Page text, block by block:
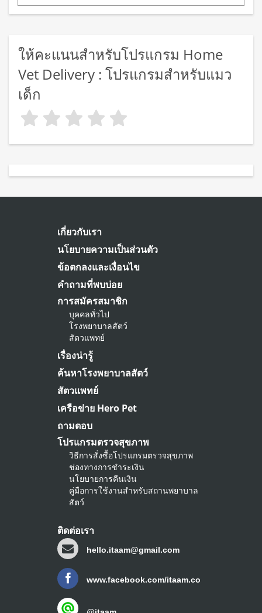
ให้คะแนนสำหรับโปรแกรม Home
Vet Delivery : โปรแกรมสำหรับแมว
เด็ก
เกี่ยวกับเรา
นโยบายความเป็นส่วนตัว
ข้อตกลงและเงื่อนไข
คำถามที่พบบ่อย
การสมัครสมาชิก
บุคคลทั่วไป
โรงพยาบาลสัตว์
สัตวแพทย์
เรื่องน่ารู้
ค้นหาโรงพยาบาลสัตว์
สัตวแพทย์
เครือข่าย Hero Pet
ถามตอบ
โปรแกรมตรวจสุขภาพ
วิธีการสั่งซื้อโปรแกรมตรวจสุขภาพ
ช่องทางการชำระเงิน
นโยบายการคืนเงิน
คู่มือการใช้งานสำหรับสถานพยาบาล
สัตว์
ติดต่อเรา
hello.itaam@gmail.com
www.facebook.com/itaam.co